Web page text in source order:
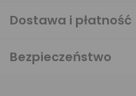
Dostawa i płatność
Bezpieczeństwo